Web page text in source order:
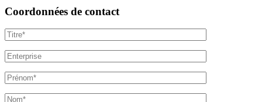
Coordonnées de contact